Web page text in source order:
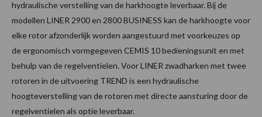
hydraulische verstelling van de harkhoogte leverbaar. Bij de
modellen LINER 2900 en 2800 BUSINESS kan de harkhoogte voor
elke rotor afzonderlijk worden aangestuurd met voorkeuzes op
de ergonomisch vormgegeven CEMIS 10 bedieningsunit en met
behulp van de regelventielen. Voor LINER zwadharken met twee
rotoren in de uitvoering TREND is een hydraulische
hoogteverstelling van de rotoren met directe aansturing door de
regelventielen als optie leverbaar.